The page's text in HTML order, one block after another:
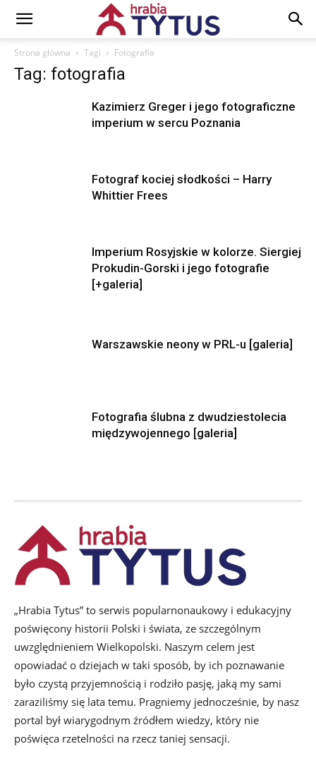
Strona główna Tagi Fotografia
Tag: fotografia
Kazimierz Greger i jego fotograficzne
imperium w sercu Poznania
Fotograf kociej słodkości – Harry
Whittier Frees
Imperium Rosyjskie w kolorze. Siergiej
Prokudin-Gorski i jego fotografie
[+galeria]
Warszawskie neony w PRL-u [galeria]
Fotografia ślubna z dwudziestolecia
międzywojennego [galeria]
„Hrabia Tytus” to serwis popularnonaukowy i edukacyjny
poświęcony historii Polski i świata, ze szczególnym
uwzględnieniem Wielkopolski. Naszym celem jest
opowiadać o dziejach w taki sposób, by ich poznawanie
było czystą przyjemnością i rodziło pasję, jaką my sami
zaraziliśmy się lata temu. Pragniemy jednocześnie, by nasz
portal był wiarygodnym źródłem wiedzy, który nie
poświęca rzetelności na rzecz taniej sensacji.